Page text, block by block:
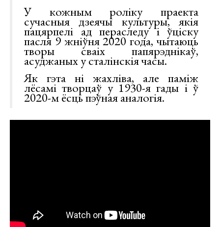
У кожным роліку праекта
сучасныя дзеячы культуры, якія
пацярпелі ад пераследу і ўціску
пасля 9 жніўня 2020 года, чытаюць
творы сваіх папярэднікаў,
асуджаных у сталінскія часы.
Як гэта ні жахліва, але паміж
лёсамі творцаў у 1930-я гады і ў
2020-м ёсць пэўная аналогія.